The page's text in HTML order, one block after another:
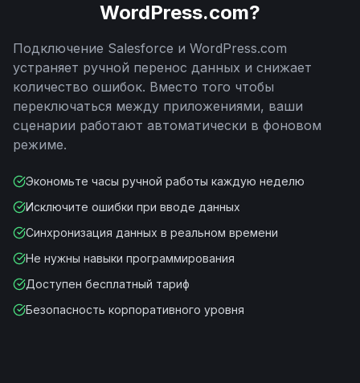
WordPress.com?
Подключение Salesforce и WordPress.com
устраняет ручной перенос данных и снижает
количество ошибок. Вместо того чтобы
переключаться между приложениями, ваши
сценарии работают автоматически в фоновом
режиме.
Экономьте часы ручной работы каждую неделю
Исключите ошибки при вводе данных
Синхронизация данных в реальном времени
Не нужны навыки программирования
Доступен бесплатный тариф
Безопасность корпоративного уровня